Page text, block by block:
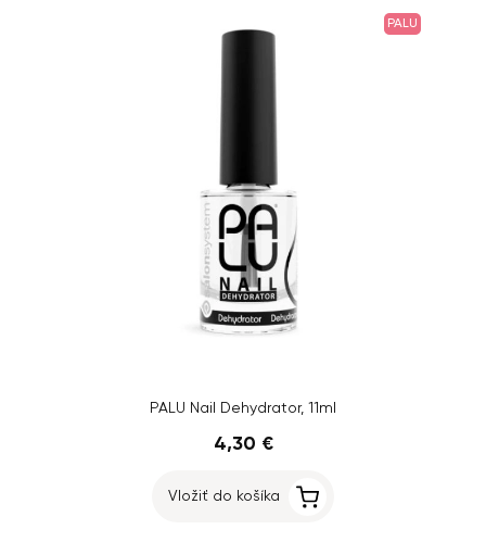
PALU
PALU Nail Dehydrator, 11ml
4,30 €
Vložiť do košíka